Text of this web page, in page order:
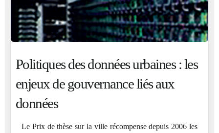
Politiques des données urbaines : les
enjeux de gouvernance liés aux
données
Le Prix de thèse sur la ville récompense depuis 2006 les